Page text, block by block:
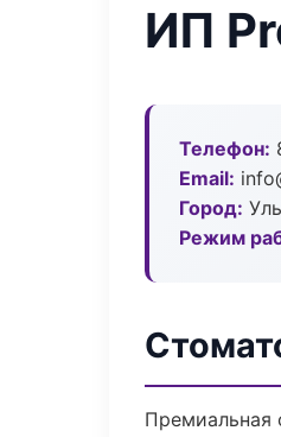
ИП
Телефон:
Email:
Город:
Режим
Премиальная